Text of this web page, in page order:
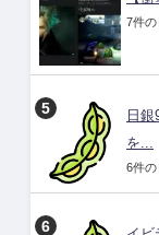
7件の
日
を...
6件の